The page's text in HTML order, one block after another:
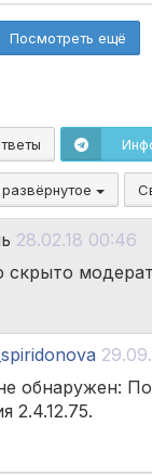
Посмотреть ещё
28.02.18 00:46
скрыто
обнаружен:
2.4.12.75.